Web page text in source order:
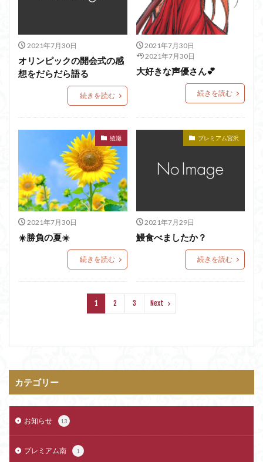
2021年7月30日
オリンピックの開会式の感
想をだらだら語る
続きを読む
2021年7月30日
2021年7月30日
大好きな声優さん💕
続きを読む
綾瀬
2021年7月30日
☀️勝負の夏☀️
続きを読む
プレミアム宮沢
2021年7月29日
鰻食べましたか？
続きを読む
1 2 3 Next
カテゴリー
お知らせ 13
プレミアム南 1